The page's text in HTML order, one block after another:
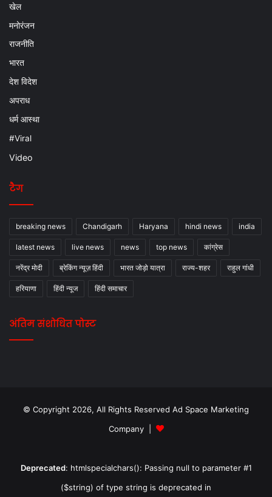
खेल
मनोरंजन
राजनीति
भारत
देश विदेश
अपराध
धर्म आस्था
#Viral
Video
टैग
breaking news Chandigarh Haryana hindi news india
latest news live news news top news कांग्रेस
नरेंद्र मोदी ब्रेकिंग न्यूज़ हिंदी भारत जोड़ो यात्रा राज्य-शहर राहुल गांधी
हरियाणा हिंदी न्यूज हिंदी समाचार
अंतिम संशोधित पोस्ट
© Copyright 2026, All Rights Reserved Ad Space Marketing
Company |
Deprecated: htmlspecialchars(): Passing null to parameter #1
($string) of type string is deprecated in